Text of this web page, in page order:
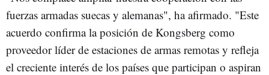
fuerzas armadas suecas y alemanas", ha afirmado. "Este
acuerdo confirma la posición de Kongsberg como
proveedor líder de estaciones de armas remotas y refleja
el creciente interés de los países que participan o aspiran